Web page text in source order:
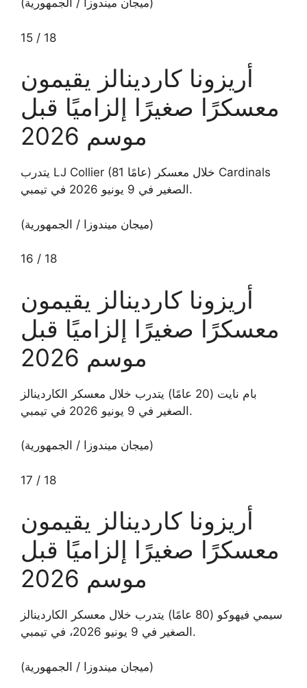
(ميجان ميندوزا / الجمهورية)
15 / 18
أريزونا كاردينالز يقيمون
معسكرًا صغيرًا إلزاميًا قبل
موسم 2026
يتدرب LJ Collier (81 عامًا) خلال معسكر Cardinals
الصغير في 9 يونيو 2026 في تيمبي.
(ميجان ميندوزا / الجمهورية)
16 / 18
أريزونا كاردينالز يقيمون
معسكرًا صغيرًا إلزاميًا قبل
موسم 2026
بام نايت (20 عامًا) يتدرب خلال معسكر الكاردينالز
الصغير في 9 يونيو 2026 في تيمبي.
(ميجان ميندوزا / الجمهورية)
17 / 18
أريزونا كاردينالز يقيمون
معسكرًا صغيرًا إلزاميًا قبل
موسم 2026
سيمي فيهوكو (80 عامًا) يتدرب خلال معسكر الكاردينالز
الصغير في 9 يونيو 2026، في تيمبي.
(ميجان ميندوزا / الجمهورية)